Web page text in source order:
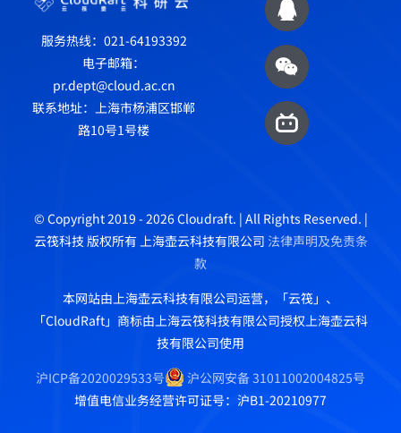
服务热线：021-64193392
电子邮箱：
pr.dept@cloud.ac.cn
联系地址：上海市杨浦区邯郸
路10号1号楼
© Copyright 2019 - 2026 Cloudraft. | All Rights Reserved. |
云筏科技 版权所有 上海壶云科技有限公司 法律声明及免责条
款
本网站由上海壶云科技有限公司运营，「云筏」、
「CloudRaft」商标由上海云筏科技有限公司授权上海壶云科
技有限公司使用
沪ICP备2020029533号
沪公网安备 31011002004825号
增值电信业务经营许可证号：沪B1-20210977